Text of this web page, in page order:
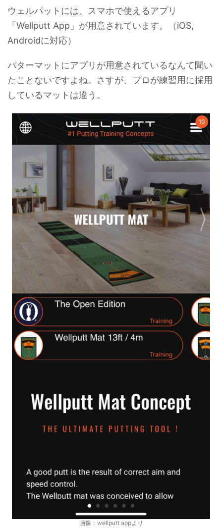
ウェルパットには、スマホで使えるアプリ
「Wellputt App」が用意されています。（iOS,
Androidに対応）
パターマットにアプリが用意されているなんて聞い
たことないですよね。さすが、プロが練習用に採用
しているマットは違う。
画像：wellputt appより